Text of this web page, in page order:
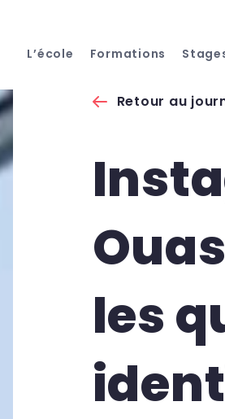
L’école Formations
Retour au
les